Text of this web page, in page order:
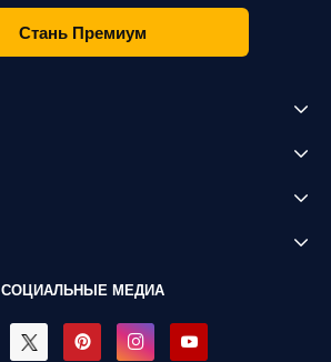
Стань Премиум
СОЦИАЛЬНЫЕ МЕДИА